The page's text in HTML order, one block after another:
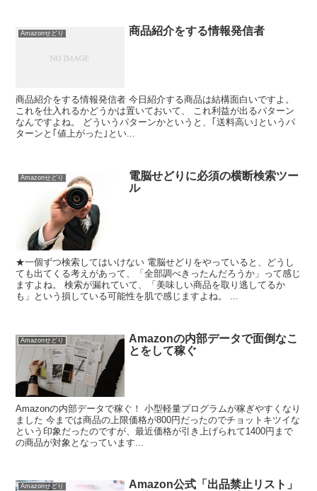
Amazonせどり 商品紹介をする情報発信者
商品紹介をする情報発信者 今日紹介する商品は結構面白いですよ。
これを仕入れるかどうかは置いておいて、 これ利益が出るパターン
なんですよね。 どういうパターンかというと、｢送料高い｣というパ
ターンと｢値上がった｣とい...
Amazonせどり
電脳せどりに必須の横断検索ツー
ル
★一個ずつ検索してはいけない 電脳せどりをやっていると、どうし
ても出てくる考えがあって、「全部調べきったんだろうか」って感じ
ますよね。 検索が漏れていて、「美味しい商品を取り逃してるか
も」という損している可能性を肌で感じますよね。 ...
Amazonせどり
Amazonの内部データで面倒なこ
とをして稼ぐ
Amazonの内部データで稼ぐ！ 小型軽量プログラムが稼ぎやすくなり
ました 今までは商品の上限価格が800円だったのでチョットキツイな
という印象だったのですが、最近価格が引き上げられて1400円まで
の商品が対象となっています...
Amazonせどり
Amazon公式「出品禁止リスト」